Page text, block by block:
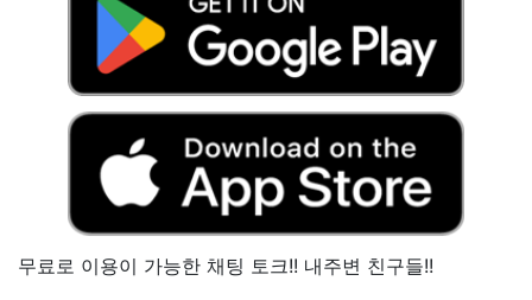
무료로 이용이 가능한 채팅 토크!! 내주변 친구들!!